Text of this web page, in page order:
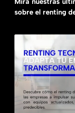
sobre el renting